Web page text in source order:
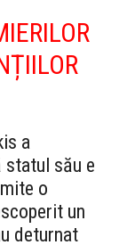
a
statul său e
o
un
deturnat